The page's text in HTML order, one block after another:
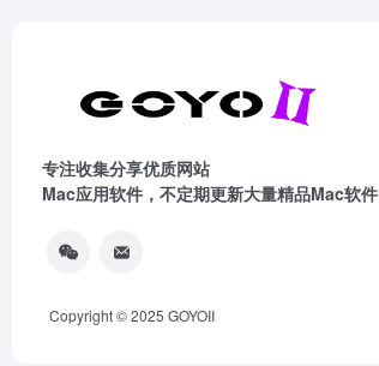
专注收集分享优质网站
Mac应用软件，不定期更新大量精品Mac软件
Copyright © 2025 GOYOII